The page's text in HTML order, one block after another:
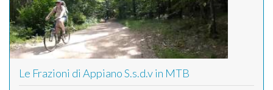
Le Frazioni di Appiano S.s.d.v in MTB